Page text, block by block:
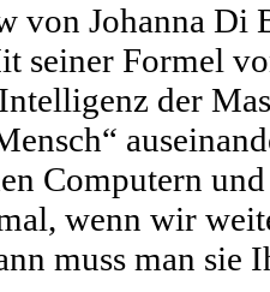
von Johanna Di
seiner Formel
der
Computern
wenn wir
muss man sie